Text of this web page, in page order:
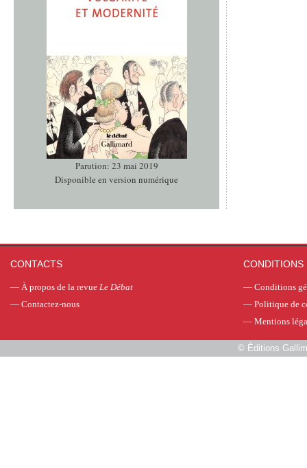
Parution: 23 mai 2019
Disponible en version numérique
CONTACTS
— À propos de la revue Le Débat
— Contactez-nous
CONDITIONS
— Conditions
— Politique de
— Mentions
© Éditions